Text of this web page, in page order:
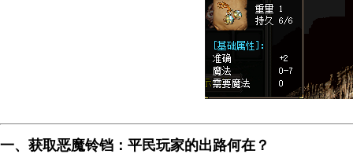
一、获取恶魔铃铛：平民玩家的出路何在？